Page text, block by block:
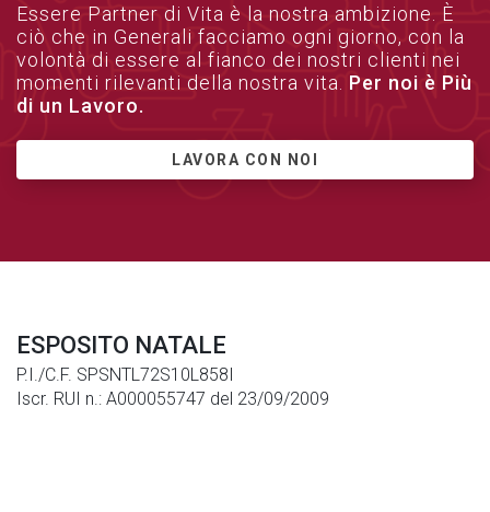
Essere Partner di Vita è la nostra ambizione. È
ciò che in Generali facciamo ogni giorno, con la
volontà di essere al fianco dei nostri clienti nei
momenti rilevanti della nostra vita. Per noi è Più
di un Lavoro.
LAVORA CON NOI
ESPOSITO NATALE
P.I./C.F. SPSNTL72S10L858I
Iscr. RUI n.: A000055747 del 23/09/2009